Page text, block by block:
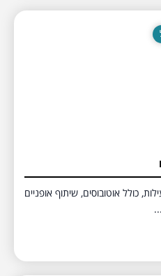
כולל אוטובוסים, שיתוף אופניים